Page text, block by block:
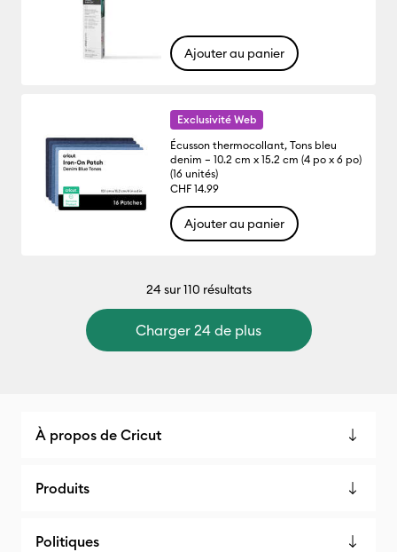
Ajouter au panier
Exclusivité Web
Écusson thermocollant, Tons bleu
denim – 10.2 cm x 15.2 cm (4 po x 6 po)
(16 unités)
CHF 14.99
Ajouter au panier
24sur 110 résultats
Charger 24 de plus
À propos de Cricut
Produits
Politiques